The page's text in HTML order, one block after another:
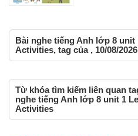
Bài nghe tiếng Anh lớp 8 unit
Activities, tag của , 10/08/
Từ khóa tìm kiếm liên quan
nghe tiếng Anh lớp 8 unit 1
Activities